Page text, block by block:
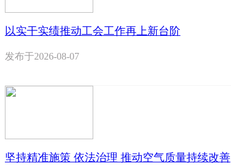
以实干实绩推动工会工作再上新台阶
发布于2026-08-07
坚持精准施策 依法治理 推动空气质量持续改善